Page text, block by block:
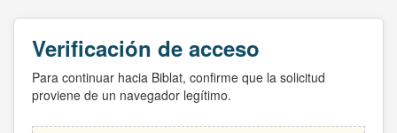
Verificación de acceso
Para continuar hacia Biblat, confirme que la solicitud
proviene de un navegador legítimo.